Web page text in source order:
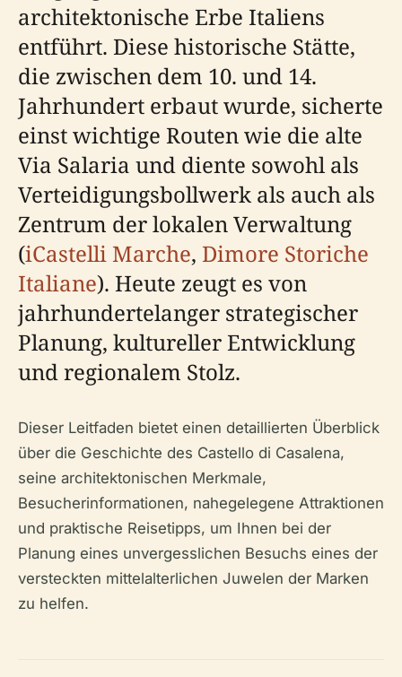
architektonische Erbe Italiens
entführt. Diese historische Stätte,
die zwischen dem 10. und 14.
Jahrhundert erbaut wurde, sicherte
einst wichtige Routen wie die alte
Via Salaria und diente sowohl als
Verteidigungsbollwerk als auch als
Zentrum der lokalen Verwaltung
(iCastelli Marche, Dimore Storiche
Italiane). Heute zeugt es von
jahrhundertelanger strategischer
Planung, kultureller Entwicklung
und regionalem Stolz.
Dieser Leitfaden bietet einen detaillierten Überblick
über die Geschichte des Castello di Casalena,
seine architektonischen Merkmale,
Besucherinformationen, nahegelegene Attraktionen
und praktische Reisetipps, um Ihnen bei der
Planung eines unvergesslichen Besuchs eines der
versteckten mittelalterlichen Juwelen der Marken
zu helfen.